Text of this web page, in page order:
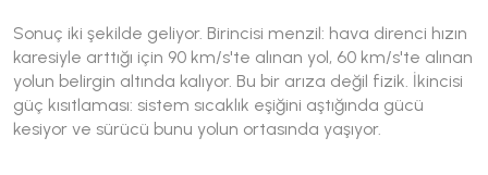
Sonuç iki şekilde geliyor. Birincisi menzil: hava direnci hızın
karesiyle arttığı için 90 km/s'te alınan yol, 60 km/s'te alınan
yolun belirgin altında kalıyor. Bu bir arıza değil fizik. İkincisi
güç kısıtlaması: sistem sıcaklık eşiğini aştığında gücü
kesiyor ve sürücü bunu yolun ortasında yaşıyor.